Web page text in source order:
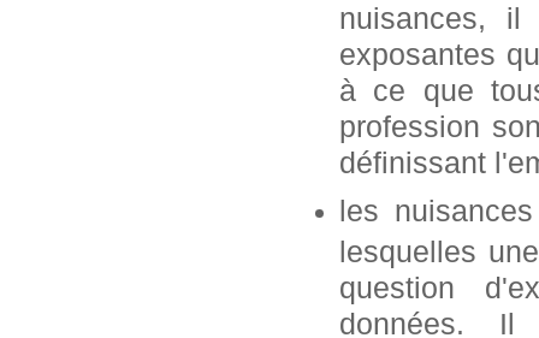
nuisances, il
exposantes
à ce que
profession
définissant
les
lesquelles
question
données. Il